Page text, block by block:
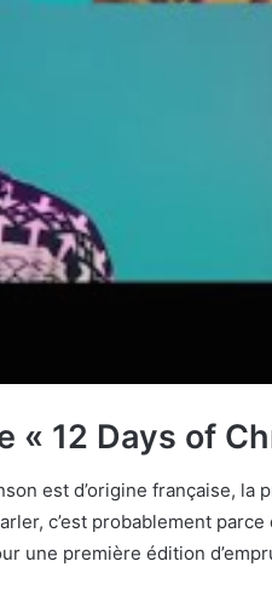
« 12 Days of
est d’origine française,
c’est probablement
une première édition